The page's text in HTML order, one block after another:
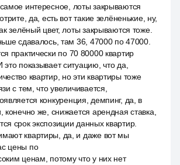
интересное, лоты закрываются
да, есть вот такие зелёненькие, ну,
зелёный цвет, лоты закрываются тоже.
сдавалось, там 36, 47000 по 47000.
практически по 70 80000 квартир
показывает ситуацию, что да,
квартир, но эти квартиры тоже
с тем, что увеличивается,
конкуренция, демпинг, да, в
конечно же, снижается арендная ставка,
срок экспозиции данных квартир.
квартиры, да, и даже вот мы
цены по
ценам, потому что у них нет